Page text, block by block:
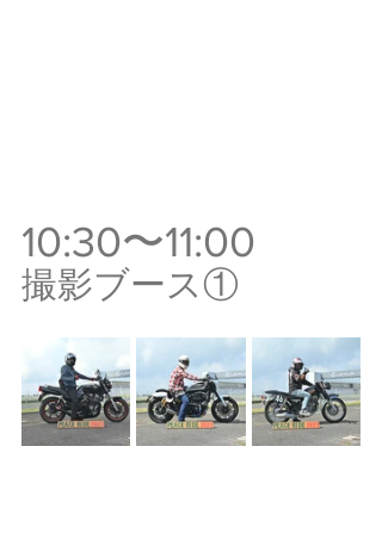
10:30〜11:00
撮影ブース①